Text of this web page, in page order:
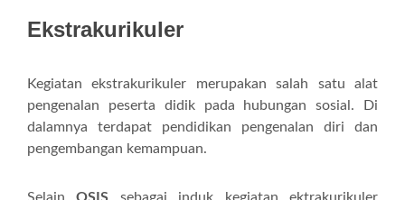
Ekstrakurikuler
Kegiatan ekstrakurikuler merupakan salah satu alat
pengenalan peserta didik pada hubungan sosial. Di
dalamnya terdapat pendidikan pengenalan diri dan
pengembangan kemampuan.